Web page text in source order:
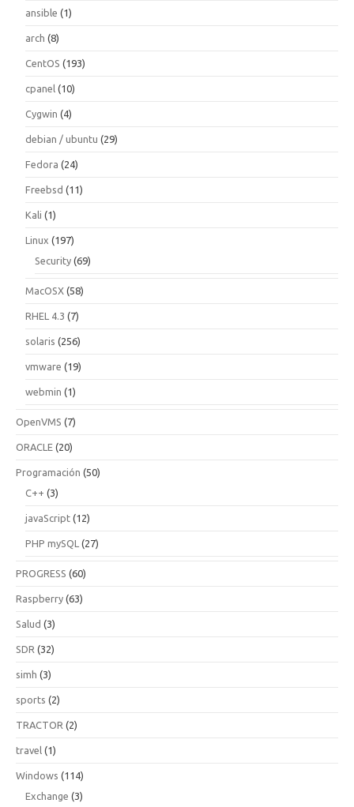
ansible (1)
arch (8)
CentOS (193)
cpanel (10)
Cygwin (4)
debian / ubuntu (29)
Fedora (24)
Freebsd (11)
Kali (1)
Linux (197)
Security (69)
MacOSX (58)
RHEL 4.3 (7)
solaris (256)
vmware (19)
webmin (1)
OpenVMS (7)
ORACLE (20)
Programación (50)
C++ (3)
javaScript (12)
PHP mySQL (27)
PROGRESS (60)
Raspberry (63)
Salud (3)
SDR (32)
simh (3)
sports (2)
TRACTOR (2)
travel (1)
Windows (114)
Exchange (3)